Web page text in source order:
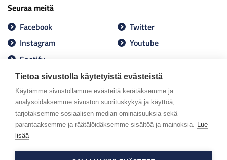
Tietoa sivustolla käytetyistä evästeistä
Käytämme sivustollamme evästeitä kerätäksemme ja
analysoidaksemme sivuston suorituskykyä ja käyttöä,
tarjotaksemme sosiaalisen median ominaisuuksia sekä
parantaaksemme ja räätälöidäksemme sisältöä ja mainoksia. Lue
lisää
Seuraa meitä
Facebook
Twitter
Instagram
Youtube
Spotify